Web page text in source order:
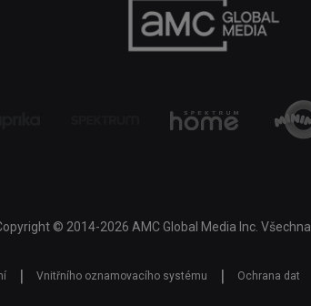
© 2014-2026 AMC Global Media Inc.
| Vnitřního oznamovacího systému | Ochrana dat